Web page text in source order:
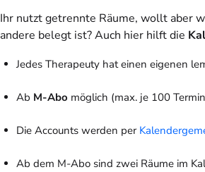
Ihr nutzt getrennte Räume, wollt aber
andere belegt ist? Auch hier hilft die
Jedes Therapeuty hat einen eigenen
Ab M-Abo möglich (max. je 100
Die Accounts werden per
Ab dem M-Abo sind zwei Räume im